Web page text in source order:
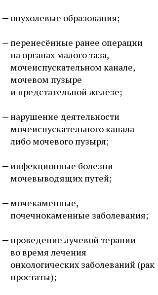
опухолевые образования;
перенесённые ранее операции
на органах малого таза,
мочеиспускательном канале,
мочевом пузыре
и предстательной железе;
нарушение деятельности
мочеиспускательного канала
либо мочевого пузыря;
инфекционные болезни
мочевыводящих путей;
мочекаменные,
почечнокаменные заболевания;
проведение лучевой терапии
во время лечения
онкологических заболеваний (рак
простаты);